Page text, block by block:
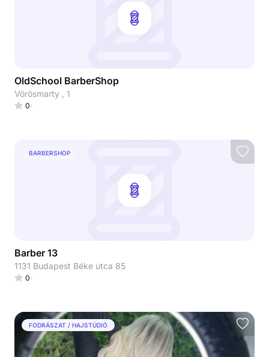
OldSchool BarberShop
Vörösmarty , 1
0
BARBERSHOP
Barber 13
1131 Budapest Béke utca 85
0
FODRÁSZAT / HAJSTÚDIÓ